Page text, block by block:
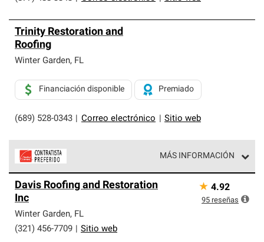
Trinity Restoration and
Roofing
Winter Garden, FL
(689) 528-0343 Correo electrónico Sitio web
Financiación disponible Premiado
MÁS INFORMACIÓN
parte de una red exclusiva de profesionales de techos
que cumplen con altos estándares y requisitos estrictos
de profesionalismo y confiabilidad.
Davis Roofing and Restoration
Inc
Winter Garden, FL
(321) 456-7709
Sitio web
★ 4.92
95 reseñas